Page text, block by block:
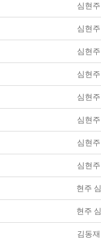
심현주
심현주
심현주
심현주
심현주
심현주
심현주
심현주
현주 심
현주 심
김동재